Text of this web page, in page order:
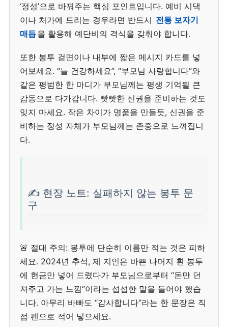
‘정성’으로 바꿔주는 핵심 포인트입니다. 예비 시댁
이나 처가에 드리는 경우라면 반드시 전통 보자기
매듭을 활용해 예단비의 격식을 갖춰야 합니다.
또한 봉투 겉면이나 내부에 짧은 메시지 카드를 넣
어보세요. “늘 건강하세요”, “부모님 사랑합니다”와
같은 평범한 한 마디가 부모님께는 평생 기억될 큰
감동으로 다가갑니다. 빳빳한 신권을 준비하는 것도
잊지 마세요. 작은 차이가 명품을 만들듯, 신권을 준
비하는 정성 자체가 부모님께는 존중으로 느껴집니
다.
✍️ 현장 노트: 실패하지 않는 봉투 문
구
🚨 절대 주의: 봉투에 단순히 이름만 적는 것은 피하
세요. 2024년 추석, 제 지인은 바쁜 나머지 흰 봉투
에 현금만 넣어 드렸다가 부모님으로부터 “돈만 던
져주고 가는 느낌”이라는 섭섭한 말을 들어야 했습
니다. 아무리 바빠도 “감사합니다”라는 한 문장은 직
접 펜으로 적어 넣으세요.